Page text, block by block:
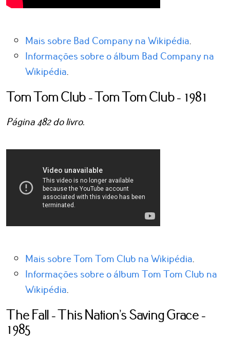
Mais sobre Bad Company na Wikipédia
Informações sobre o álbum Bad Company na
Wikipédia
Tom Tom Club - Tom Tom Club - 1981
Página 482 do livro.
Mais sobre Tom Tom Club na Wikipédia
Informações sobre o álbum Tom Tom Club na
Wikipédia
The Fall - This Nation’s Saving Grace -
1985